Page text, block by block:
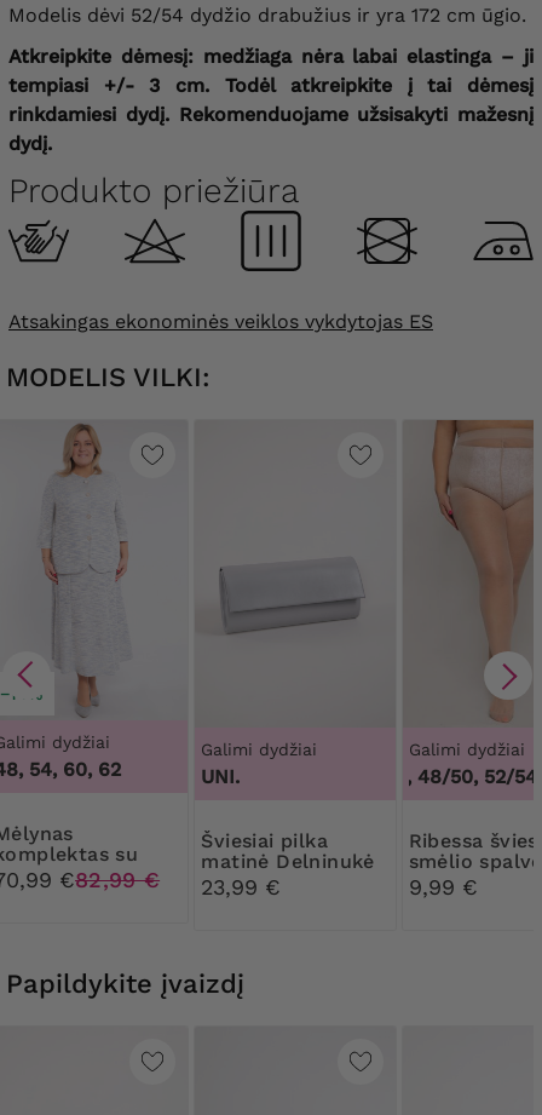
Modelis dėvi 52/54 dydžio drabužius ir yra 172 cm ūgio.
Atkreipkite dėmesį: medžiaga nėra labai elastinga – ji
tempiasi +/- 3 cm. Todėl atkreipkite į tai dėmesį
rinkdamiesi dydį. Rekomenduojame užsisakyti mažesnį
dydį.
Produkto priežiūra
Atsakingas ekonominės veiklos vykdytojas ES
MODELIS VILKI:
−14%
dydžiai
54, 60, 62
su
siūlais
€82,99 €
Galimi dydžiai
UNI.
Šviesiai pilka
matinė Delninukė
23,99 €
Galimi dydžiai
44/46, 48/50, 52/
Ribessa šviesiai
smėlio
Pėdkelnės
9,99 €
Papildykite įvaizdį